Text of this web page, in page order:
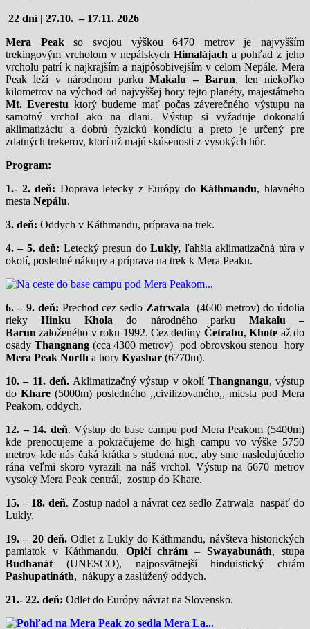
22 dní | 27.10. – 17.11. 2026
Mera Peakso svojou výškou 6470 metrov je najvyšším
trekingovým vrcholom v nepálskych Himalájach a pohľad z jeho
vrcholu patrí k najkrajším a najpôsobivejším v celom Nepále. Mera
Peak leží v národnom parkuMakalu – Barun, len niekoľko
kilometrov na východ od najvyššej hory tejto planéty, majestátneho
Mt. Everestu ktorý budeme mať počas záverečného výstupu na
samotný vrchol ako na dlani. Výstup si vyžaduje dokonalú
aklimatizáciu a dobrú fyzickú kondíciu a preto je určený pre
zdatných trekerov, ktorí už majú skúsenosti z vysokých hôr.
Program:
1.- 2. deň: Doprava letecky z Európy doKáthmandu, hlavného
mesta Nepálu.
3. deň: Oddych v Káthmandu, príprava na trek.
4. – 5. deň: Letecký presun doLukly, ľahšia aklimatizačná túra v
okolí, posledné nákupy a príprava na trek k Mera Peaku.
6. – 9. deň: Prechod cez sedlo Zatrwala (4600 metrov) do údolia
riekyHinku Khola do národného parku Makalu –
Barun založeného v roku 1992. Cez dediny Četrabu,Khote až do
osady Thangnang(cca 4300 metrov) pod obrovskou stenou hory
Mera Peak North a hory Kyashar (6770m).
10. – 11. deň. Aklimatizačný výstup v okolí Thangnangu, výstup
do Khare (5000m) posledného ,,civilizovaného,, miesta pod Mera
Peakom, oddych.
12. – 14. deň. Výstup do base campu pod Mera Peakom (5400m)
kde prenocujeme a pokračujeme do high campu vo výške 5750
metrov kde nás čaká krátka s studená noc, aby sme nasledujúceho
rána veľmi skoro vyrazili na náš vrchol. Výstup na 6670 metrov
vysoký Mera Peak centrál, zostup do Khare.
15. – 18. deň. Zostup nadol a návrat cez sedlo Zatrwala naspäť do
Lukly.
19. – 20 deň.Odlet z Lukly do Káthmandu, návšteva historických
pamiatok v Káthmandu, Opičí chrám –Swayabunáth, stupa
Budhanát (UNESCO), najposvätnejší hinduistický chrám
Pashupatináth, nákupy a zaslúžený oddych.
21.- 22. deň: Odlet do Európy návrat na Slovensko.